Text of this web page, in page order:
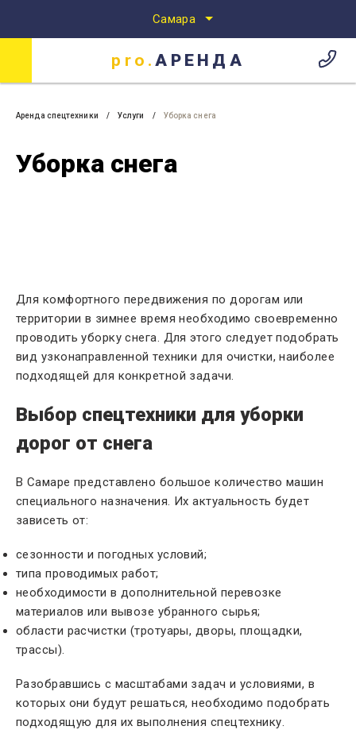
pro.АРЕНДА
Самара
pro.АРЕНДА
Аренда спецтехники Услуги Уборка снега
Уборка снега
Для комфортного передвижения по дорогам или
территории в зимнее время необходимо своевременно
проводить уборку снега. Для этого следует подобрать
вид узконаправленной техники для очистки, наиболее
подходящей для конкретной задачи.
Выбор спецтехники для уборки
дорог от снега
В Самаре представлено большое количество машин
специального назначения. Их актуальность будет
зависеть от:
сезонности и погодных условий;
типа проводимых работ;
необходимости в дополнительной перевозке
материалов или вывозе убранного сырья;
области расчистки (тротуары, дворы, площадки,
трассы).
Разобравшись с масштабами задач и условиями, в
которых они будут решаться, необходимо подобрать
подходящую для их выполнения спецтехнику.